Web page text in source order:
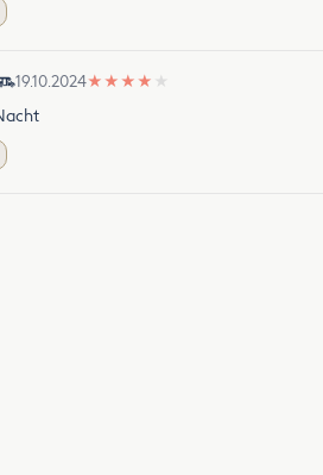
19.10.2024★ ★ ★ ★ ★